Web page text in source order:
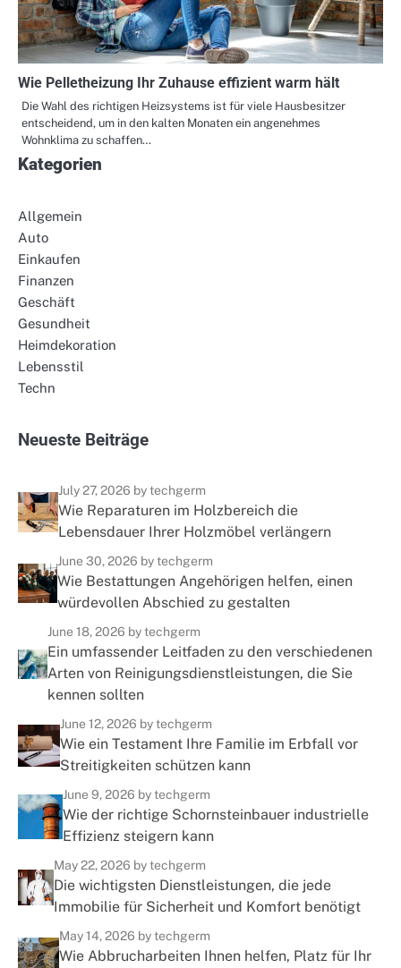
Wie Pelletheizung Ihr Zuhause effizient warm hält
Die Wahl des richtigen Heizsystems ist für viele Hausbesitzer
entscheidend, um in den kalten Monaten ein angenehmes
Wohnklima zu schaffen…
Kategorien
Allgemein
Auto
Einkaufen
Finanzen
Geschäft
Gesundheit
Heimdekoration
Lebensstil
Techn
Neueste Beiträge
July 27, 2026 by techgerm
Wie Reparaturen im Holzbereich die
Lebensdauer Ihrer Holzmöbel verlängern
June 30, 2026 by techgerm
Wie Bestattungen Angehörigen helfen, einen
würdevollen Abschied zu gestalten
June 18, 2026 by techgerm
Ein umfassender Leitfaden zu den verschiedenen
Arten von Reinigungsdienstleistungen, die Sie
kennen sollten
June 12, 2026 by techgerm
Wie ein Testament Ihre Familie im Erbfall vor
Streitigkeiten schützen kann
June 9, 2026 by techgerm
Wie der richtige Schornsteinbauer industrielle
Effizienz steigern kann
May 22, 2026 by techgerm
Die wichtigsten Dienstleistungen, die jede
Immobilie für Sicherheit und Komfort benötigt
May 14, 2026 by techgerm
Wie Abbrucharbeiten Ihnen helfen, Platz für Ihr